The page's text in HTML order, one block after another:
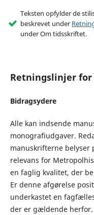
Teksten opfylder de
beskrevet under
under Om tidsskriftet.
Retningslinjer
Bidragsydere
Alle kan indsende
monografiudgaver.
manuskrifterne
relevans for
en faglig kvalitet, der
Er denne afgørelse
underkastet en
der er gældende herfor.